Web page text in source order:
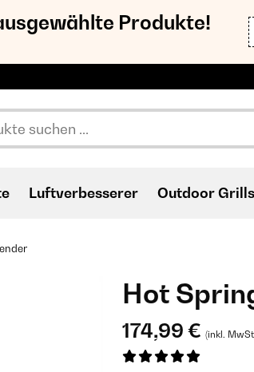
Produkte!
Luftverbesserer Outdoor Grills
Hot
174,99 € (inkl.